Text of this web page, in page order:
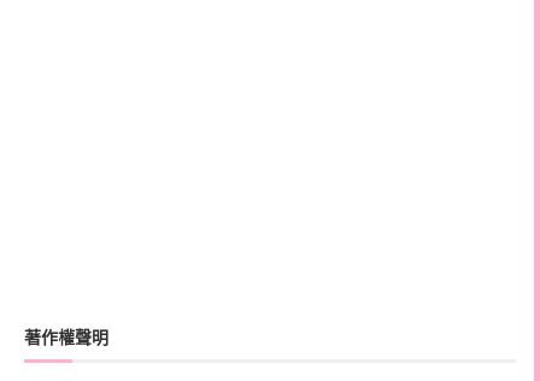
著作權聲明